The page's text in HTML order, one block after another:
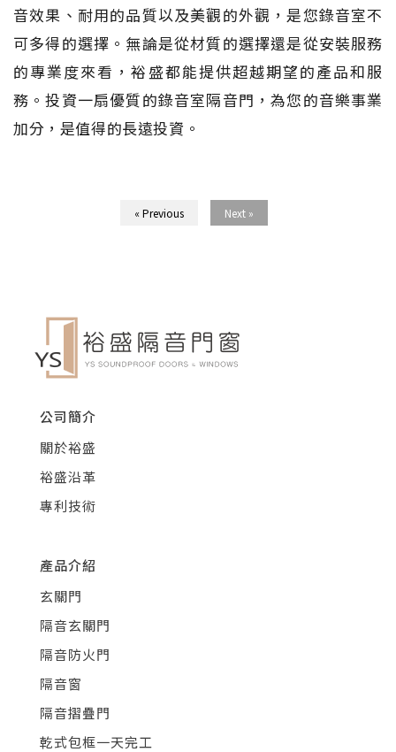
音效果、耐用的品質以及美觀的外觀，是您錄音室不
可多得的選擇。無論是從材質的選擇還是從安裝服務
的專業度來看，裕盛都能提供超越期望的產品和服
務。投資一扇優質的錄音室隔音門，為您的音樂事業
加分，是值得的長遠投資。
« Previous Next »
公司簡介
關於裕盛
裕盛沿革
專利技術
產品介紹
玄關門
隔音玄關門
隔音防火門
隔音窗
隔音摺疊門
乾式包框一天完工